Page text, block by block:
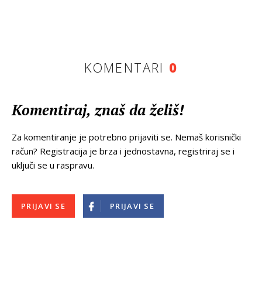
KOMENTARI 0
Komentiraj, znaš da želiš!
Za komentiranje je potrebno prijaviti se. Nemaš korisnički
račun? Registracija je brza i jednostavna, registriraj se i
uključi se u raspravu.
PRIJAVI SE PRIJAVI SE